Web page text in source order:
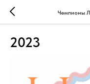
Чемпионы
2023